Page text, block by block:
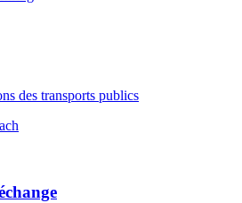
des transports publics